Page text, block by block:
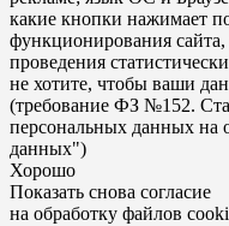
какие кнопки нажимает
функционирования сайта,
проведения
не хотите, чтобы ваши
(требование ФЗ №152.
персональных данных на
данных")
Хорошо
Показать снова согласие
на обработку файлов